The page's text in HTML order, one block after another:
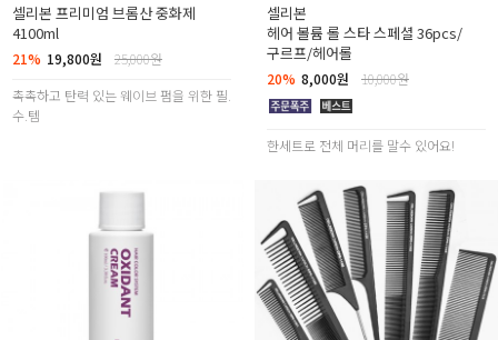
셀리본 프리미엄 브롬산 중화제
4100ml
21% 19,800원
25,000원
촉촉하고 탄력 있는 웨이브 펌을 위한 필.
수.템
셀리본
헤어 볼륨 롤 스타 스페셜 36pcs/
구르프/헤어롤
20% 8,000원 10,000원
한세트로 전체 머리를 말수 있어요!